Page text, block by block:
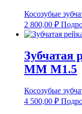
Косозубые
2 800,00 ₽
Зубчатая
ММ М1.5
Косозубые
4 500,00 ₽